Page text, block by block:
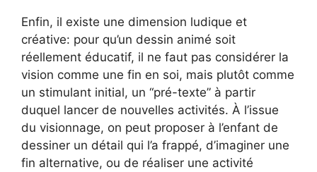
Enfin, il existe une dimension ludique et
créative: pour qu’un dessin animé soit
réellement éducatif, il ne faut pas considérer la
vision comme une fin en soi, mais plutôt comme
un stimulant initial, un “pré-texte” à partir
duquel lancer de nouvelles activités. À l’issue
du visionnage, on peut proposer à l’enfant de
dessiner un détail qui l’a frappé, d’imaginer une
fin alternative, ou de réaliser une activité